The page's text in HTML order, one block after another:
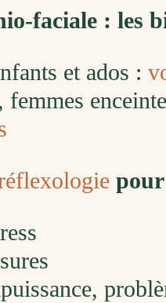
faciale : les
et ados :
femmes
pour